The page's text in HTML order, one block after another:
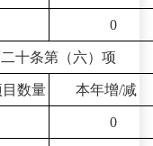
0
十条第（六）项
目数量 本年增/减
0